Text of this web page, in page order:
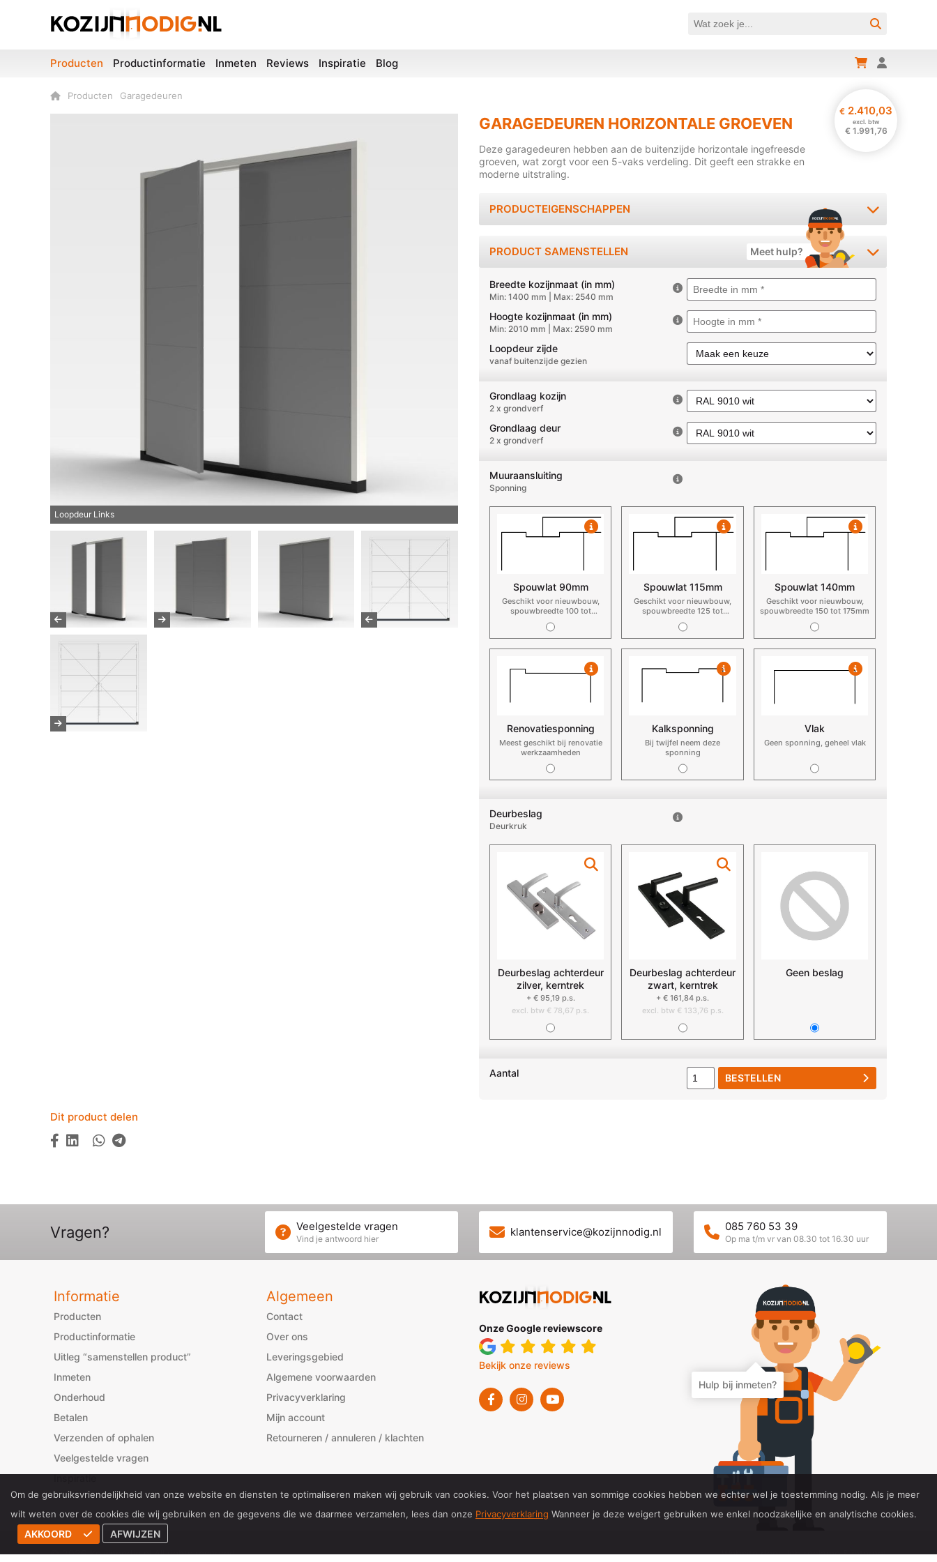
Producten Productinformatie Inmeten Reviews Inspiratie Blog
Producten Garagedeuren
Loopdeur Links
GARAGEDEUREN HORIZONTALE GROEVEN
€ 2.410,03
excl. btw
€ 1.991,76
Deze garagedeuren hebben aan de buitenzijde horizontale ingefreesde
groeven, wat zorgt voor een 5-vaks verdeling. Dit geeft een strakke en
moderne uitstraling.
PRODUCTEIGENSCHAPPEN
PRODUCT SAMENSTELLEN Meet hulp?
Breedte kozijnmaat (in mm)
Min: 1400 mm | Max: 2540 mm
Hoogte kozijnmaat (in mm)
Min: 2010 mm | Max: 2590 mm
Loopdeur zijde
vanaf buitenzijde gezien
Grondlaag kozijn
2 x grondverf
Grondlaag deur
2 x grondverf
Muuraansluiting
Sponning
Spouwlat 90mm
Geschikt voor nieuwbouw,
spouwbreedte 100 tot
125mm
Spouwlat 115mm
Geschikt voor nieuwbouw,
spouwbreedte 125 tot
150mm
Spouwlat 140mm
Geschikt voor nieuwbouw,
spouwbreedte 150 tot 175mm
Renovatiesponning
Meest geschikt bij renovatie
werkzaamheden
Kalksponning
Bij twijfel neem deze
sponning
Vlak
Geen sponning, geheel vlak
Deurbeslag
Deurkruk
Deurbeslag achterdeur
zilver, kerntrek
+ € 95,19 p.s.
excl. btw € 78,67 p.s.
Deurbeslag achterdeur
zwart, kerntrek
+ € 161,84 p.s.
excl. btw € 133,76 p.s.
Geen beslag
Aantal BESTELLEN
Dit product delen
Vragen? Veelgestelde vragen
Vind je antwoord hier
klantenservice@kozijnnodig.nl 085 760 53 39
Op ma t/m vr van 08.30 tot 16.30 uur
Informatie
Producten
Productinformatie
Uitleg “samenstellen product”
Inmeten
Onderhoud
Betalen
Verzenden of ophalen
Veelgestelde vragen
Inspiratie
Algemeen
Contact
Over ons
Leveringsgebied
Algemene voorwaarden
Privacyverklaring
Mijn account
Retourneren / annuleren / klachten
Onze Google reviewscore
Bekijk onze reviews
Hulp bij inmeten?
© 2026 Kozijnnodig.nl All rights reserved Website door Job reclame & internet
Om de gebruiksvriendelijkheid van onze website en diensten te optimaliseren maken wij gebruik van cookies. Voor het plaatsen van sommige cookies hebben we echter wel je toestemming nodig. Als je meer
wilt weten over de cookies die wij gebruiken en de gegevens die we daarmee verzamelen, lees dan onze Privacyverklaring Wanneer je deze weigert gebruiken we enkel noodzakelijke en analytische cookies.
AKKOORD AFWIJZEN